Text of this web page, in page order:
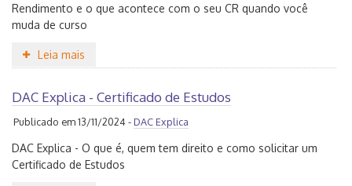
Rendimento e o que acontece com o seu CR quando você
muda de curso
Leia mais
DAC Explica - Certificado de Estudos
Publicado em 13/11/2024 -DAC Explica
DAC Explica - O que é, quem tem direito e como solicitar um
Certificado de Estudos